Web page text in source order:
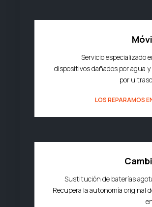
Servicio especializado
dispositivos dañados por agua
por
LOS REPARAMOS
Sustitución de baterías
Recupera la autonomía original